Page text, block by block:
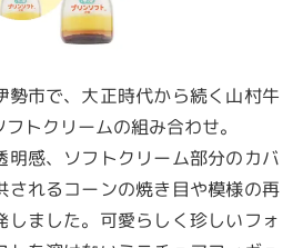
勢市で、大正時代から続く山村牛
トクリームの組み合わせ。
明感、ソフトクリーム部分のカバ
されるコーンの焼き目や模様の再
しました。可愛らしく珍しいフォ